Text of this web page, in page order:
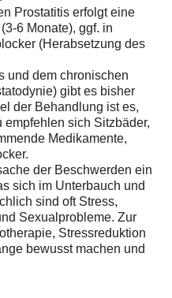
Prostatitis erfolgt eine
6 Monate), ggf. in
(Herabsetzung des
und dem chronischen
gibt es bisher
der Behandlung ist es,
sich Sitzbäder,
Medikamente,
der Beschwerden ein
sich im Unterbauch und
sind oft Stress,
Sexualprobleme. Zur
Stressreduktion
bewusst machen und